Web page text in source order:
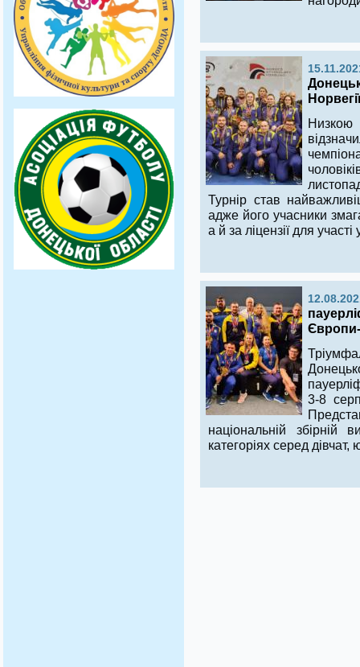
Турнір став
адже його учасники
а й за ліцензії для
Європи-
3-8
національній збірній
категоріях серед дівчат,